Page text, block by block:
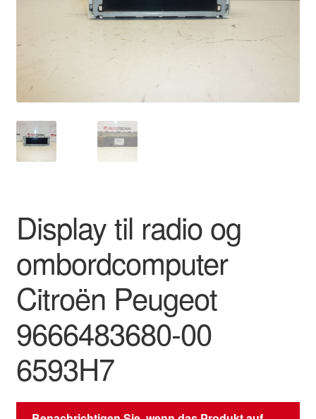
Min Konto
Om os
Display til radio og
ombordcomputer
Citroën Peugeot
9666483680-00
6593H7